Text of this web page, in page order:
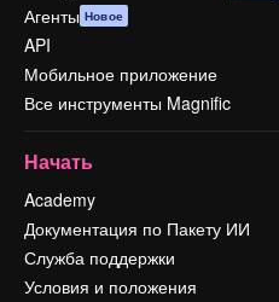
Агенты Новое
API
Мобильное приложение
Все инструменты Magnific
Начать
Academy
Документация по Пакету ИИ
Служба поддержки
Условия и положения